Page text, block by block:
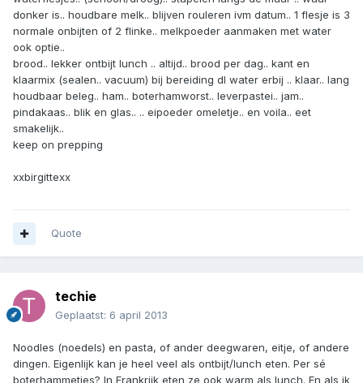
donker is.. houdbare melk.. blijven rouleren ivm datum.. 1 flesje is 3
normale onbijten of 2 flinke.. melkpoeder aanmaken met water
ook optie..
brood.. lekker ontbijt lunch .. altijd.. brood per dag.. kant en
klaarmix (sealen.. vacuum) bij bereiding dl water erbij .. klaar.. lang
houdbaar beleg.. ham.. boterhamworst.. leverpastei.. jam..
pindakaas.. blik en glas.. .. eipoeder omeletje.. en voila.. eet
smakelijk..
keep on prepping
xxbirgittexx
Quote
techie
Geplaatst: 6 april 2013
Noodles (noedels) en pasta, of ander deegwaren, eitje, of andere
dingen. Eigenlijk kan je heel veel als ontbijt/lunch eten. Per sé
boterhammetjes? In Frankrijk eten ze ook warm als lunch. En als ik